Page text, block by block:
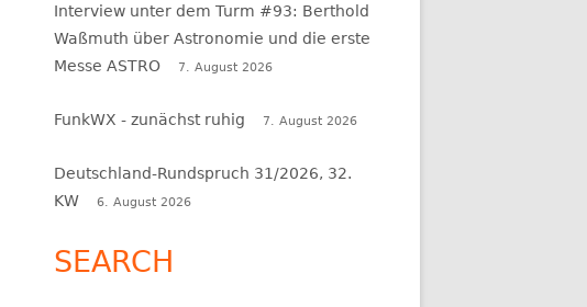
Interview unter dem Turm #93: Berthold
Waßmuth über Astronomie und die erste
Messe ASTRO
7. August 2026
FunkWX - zunächst ruhig 7. August 2026
Deutschland-Rundspruch 31/2026, 32.
KW
6. August 2026
SEARCH